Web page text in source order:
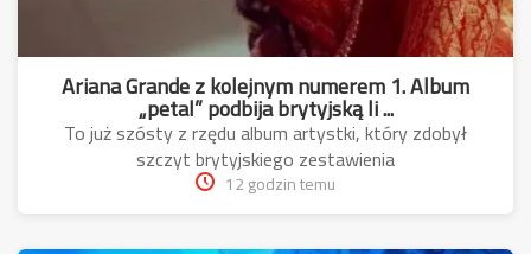
Ariana Grande z kolejnym numerem 1. Album
„petal” podbija brytyjską li ...
To już szósty z rzędu album artystki, który zdobył
szczyt brytyjskiego zestawienia
12 godzin temu